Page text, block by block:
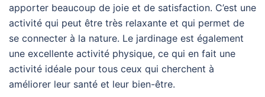
apporter beaucoup de joie et de satisfaction. C’est une
activité qui peut être très relaxante et qui permet de
se connecter à la nature. Le jardinage est également
une excellente activité physique, ce qui en fait une
activité idéale pour tous ceux qui cherchent à
améliorer leur santé et leur bien-être.